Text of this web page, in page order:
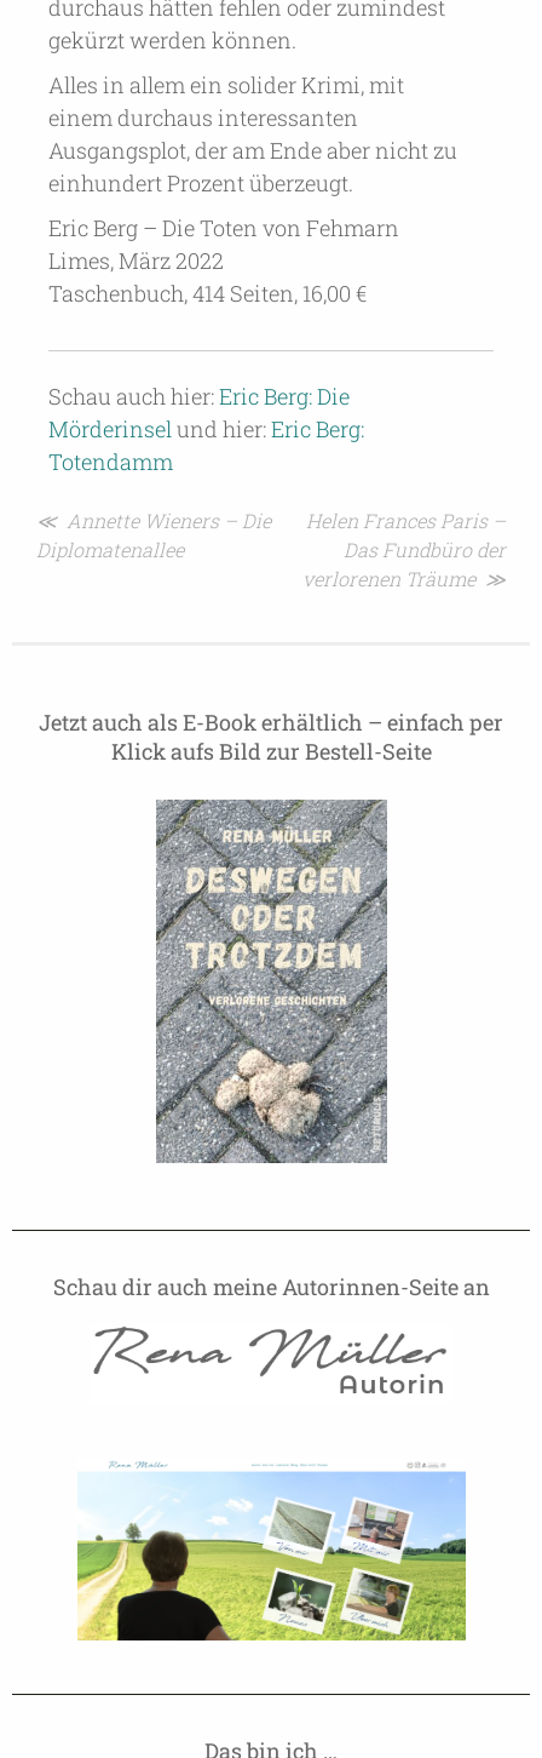
durchaus hätten fehlen oder zumindest
gekürzt werden können.
Alles in allem ein solider Krimi, mit
einem durchaus interessanten
Ausgangsplot, der am Ende aber nicht zu
einhundert Prozent überzeugt.
Eric Berg – Die Toten von Fehmarn
Limes, März 2022
Taschenbuch, 414 Seiten, 16,00 €
Schau auch hier:Eric Berg: Die
Mörderinselund hier:Eric Berg:
Totendamm
Beitragsnavigation
≪ Annette Wieners – Die
Diplomatenallee
Helen Frances Paris –
Das Fundbüro der
verlorenen Träume ≫
Jetzt auch als E-Book erhältlich – einfach per
Klick aufs Bild zur Bestell-Seite
Schau dir auch meine Autorinnen-Seite an
Das bin ich …